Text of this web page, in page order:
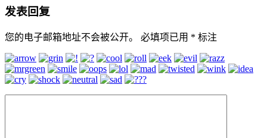
发表回复
您的电子邮箱地址不会被公开。 必填项已用 * 标注